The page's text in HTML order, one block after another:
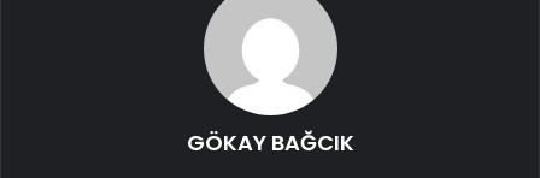
GÖKAY BAĞCIK